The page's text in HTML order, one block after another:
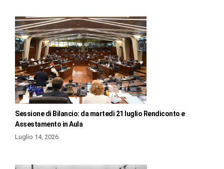
Sessione di Bilancio: da martedì 21 luglio Rendiconto e
Assestamento in Aula
Luglio 14, 2026